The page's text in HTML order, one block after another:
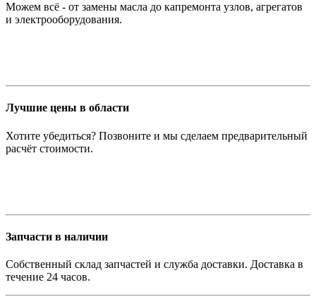
Можем всё - от замены масла до капремонта узлов, агрегатов
и электрооборудования.
Лучшие цены в области
Хотите убедиться? Позвоните и мы сделаем предварительный
расчёт стоимости.
Запчасти в наличии
Собственный склад запчастей и служба доставки. Доставка в
течение 24 часов.